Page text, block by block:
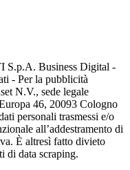
S.p.A. Business Digital -
- Per la pubblicità
N.V., sede legale
46, 20093 Cologno
personali trasmessi e/o
all’addestramento di
È altresì fatto divieto
di data scraping.